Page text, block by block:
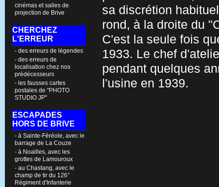
cinémas et salles de
projection de Brive
CHERCHEZ
L'ERREUR
- des erreurs de légendes
- des erreurs de
localisation chez nos
prédécesseurs
- les fausses cartes
postales de "PHOTO
STUDIO JP"
ESCAPADES
HORS DE BRIVE
- à Sainte-Féréole, avec le
barrage de La Couze
- à Noailles, avec les
grottes de Lamouroux
- au Chastang, avec le
champ de tir du 126°
Régiment d'Infanterie
sa discrétion
rond, à la droite du
C'est la seule fois
1933. Le chef
pendant quelques
l'usine en 1939.